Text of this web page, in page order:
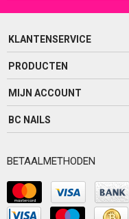
KLANTENSERVICE
PRODUCTEN
MIJN ACCOUNT
BC NAILS
BETAALMETHODEN